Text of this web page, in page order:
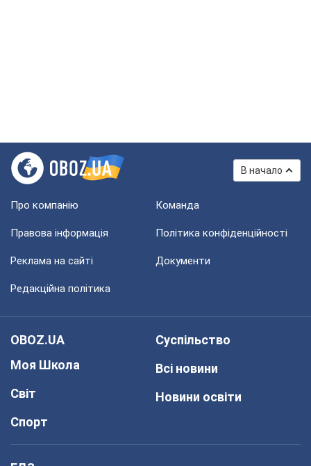
В начало
Про компанію Команда
Правова інформація Політика конфіденційності
Реклама на сайті Документи
Редакційна політика
OBOZ.UA
Моя Школа
Світ
Спорт
Суспільство
Всі новини
Новини освіти